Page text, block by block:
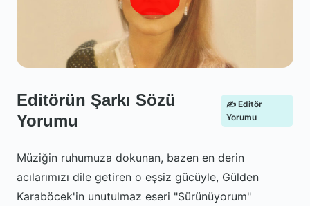
Editörün Şarkı Sözü
Yorumu
✍️ Editör
Yorumu
Müziğin ruhumuza dokunan, bazen en derin
acılarımızı dile getiren o eşsiz gücüyle, Gülden
Karaböcek'in unutulmaz eseri "Sürünüyorum"